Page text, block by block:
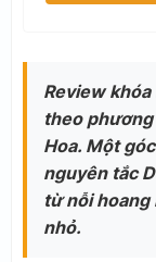
Review
theo phương
Hoa. Một
nguyên tắc
từ nỗi hoang
nhỏ.